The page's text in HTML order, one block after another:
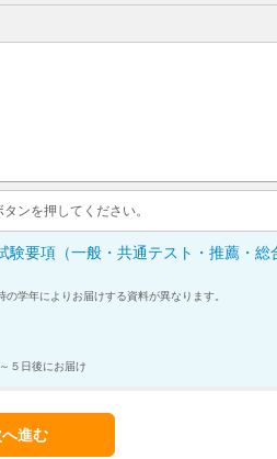
ンを押してください。
験要項（一般・共通テスト・推薦・総
学年によりお届けする資料が異なります。
５日後にお届け